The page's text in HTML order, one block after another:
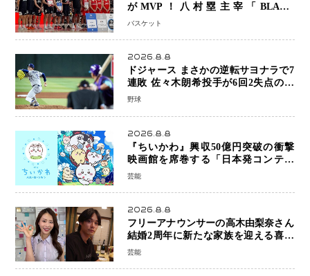
がMVP！八村塁主宰「BLACK
SAMURAI SUMMIT 2026」で存在
バスケット
2026.8.8
ドジャース まさかの逆転サヨナラで7
連敗 佐々木朗希投手が6回2失点の力
投も勝利届かず、大谷翔平は好機で悔
野球
2026.8.8
『ちいかわ』興収50億円突破の衝撃
映画館を席巻する「日本発コンテン
ツ」の強さ スパイダーマン、モアナ
芸能
2026.8.8
フリーアナウンサーの高木由梨奈さん
結婚2周年に新たな家族を迎える喜び
を報告 夫・岸田タツヤさんと連名
芸能